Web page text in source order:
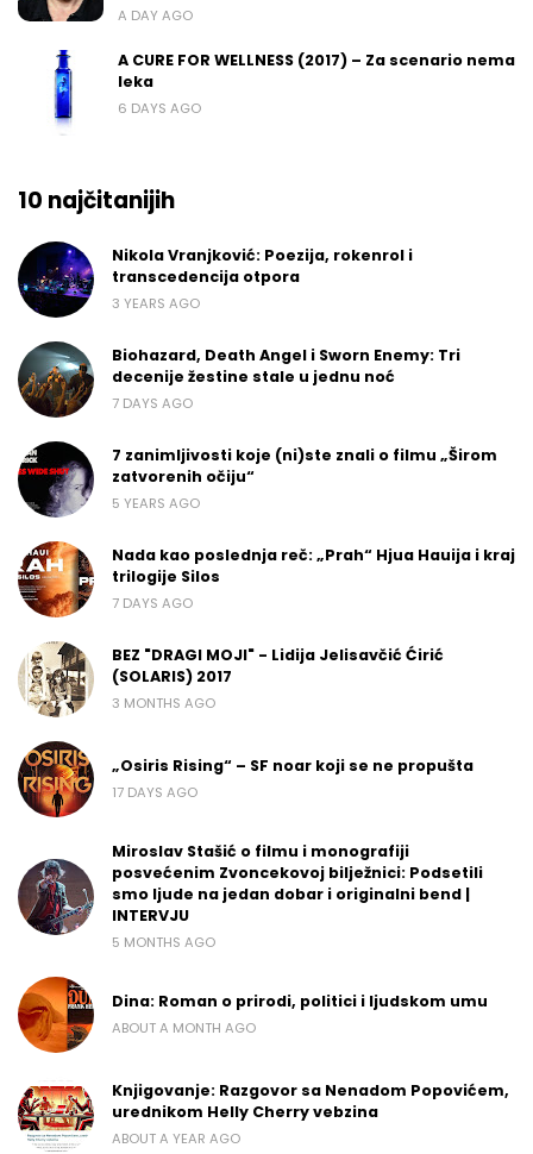
A DAY AGO
A CURE FOR WELLNESS (2017) – Za scenario nema
leka
6 DAYS AGO
10 najčitanijih
Nikola Vranjković: Poezija, rokenrol i
transcedencija otpora
3 YEARS AGO
Biohazard, Death Angel i Sworn Enemy: Tri
decenije žestine stale u jednu noć
7 DAYS AGO
7 zanimljivosti koje (ni)ste znali o filmu „Širom
zatvorenih očiju“
5 YEARS AGO
Nada kao poslednja reč: „Prah“ Hjua Hauija i kraj
trilogije Silos
7 DAYS AGO
BEZ "DRAGI MOJI" - Lidija Jelisavčić Ćirić
(SOLARIS) 2017
3 MONTHS AGO
„Osiris Rising“ – SF noar koji se ne propušta
17 DAYS AGO
Miroslav Stašić o filmu i monografiji
posvećenim Zvoncekovoj bilježnici: Podsetili
smo ljude na jedan dobar i originalni bend |
INTERVJU
5 MONTHS AGO
Dina: Roman o prirodi, politici i ljudskom umu
ABOUT A MONTH AGO
Knjigovanje: Razgovor sa Nenadom Popovićem,
urednikom Helly Cherry vebzina
ABOUT A YEAR AGO